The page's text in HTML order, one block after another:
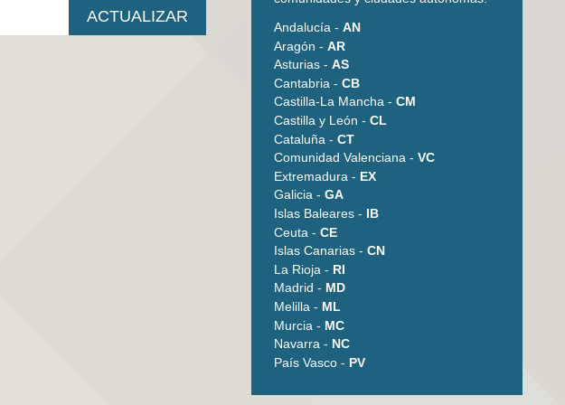
Andalucía - AN
Aragón - AR
Asturias - AS
Cantabria - CB
Castilla-La Mancha - CM
Castilla y León - CL
Cataluña - CT
Comunidad Valenciana - VC
Extremadura - EX
Galicia - GA
Islas Baleares - IB
Ceuta - CE
Islas Canarias - CN
La Rioja - RI
Madrid - MD
Melilla - ML
Murcia - MC
Navarra - NC
País Vasco - PV